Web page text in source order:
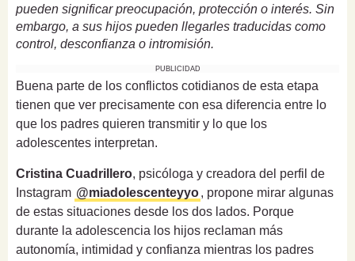
pueden significar preocupación, protección o interés. Sin
embargo, a sus hijos pueden llegarles traducidas como
control, desconfianza o intromisión.
PUBLICIDAD
Buena parte de los conflictos cotidianos de esta etapa
tienen que ver precisamente con esa diferencia entre lo
que los padres quieren transmitir y lo que los
adolescentes interpretan.
Cristina Cuadrillero, psicóloga y creadora del perfil de
Instagram @miadolescenteyyo, propone mirar algunas
de estas situaciones desde los dos lados. Porque
durante la adolescencia los hijos reclaman más
autonomía, intimidad y confianza mientras los padres